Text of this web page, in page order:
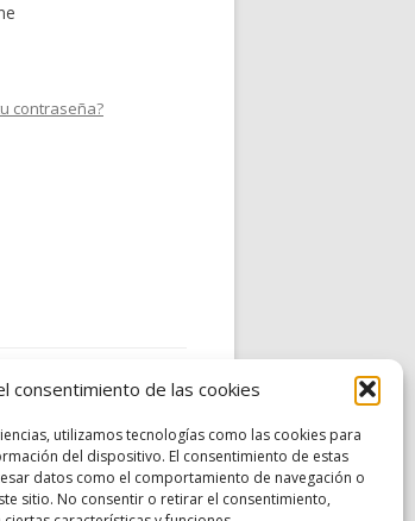
consentimiento de las cookies
utilizamos tecnologías como las cookies para
del dispositivo. El consentimiento de estas
datos como el comportamiento de navegación o
sitio. No consentir o retirar el consentimiento,
contraseña?